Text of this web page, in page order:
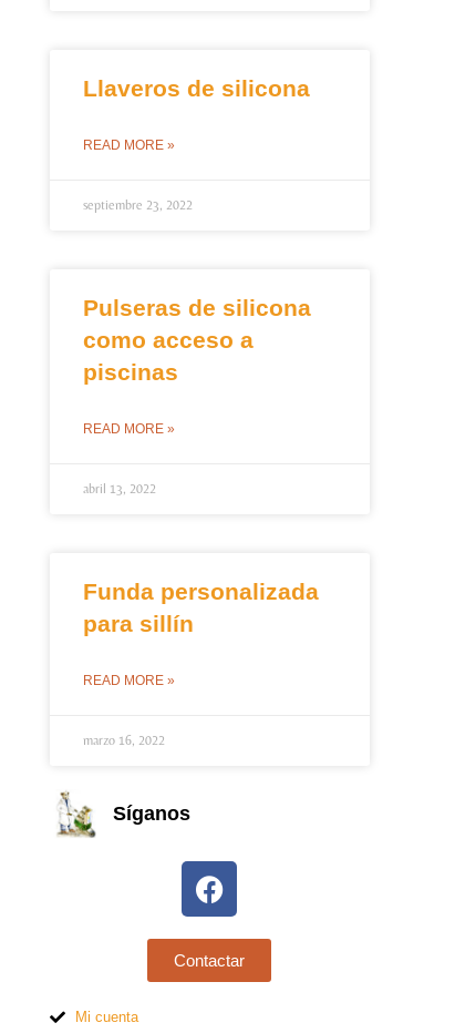
Llaveros de silicona
READ MORE »
septiembre 23, 2022
Pulseras de silicona
como acceso a
piscinas
READ MORE »
abril 13, 2022
Funda personalizada
para sillín
READ MORE »
marzo 16, 2022
Síganos
Contactar
Mi cuenta